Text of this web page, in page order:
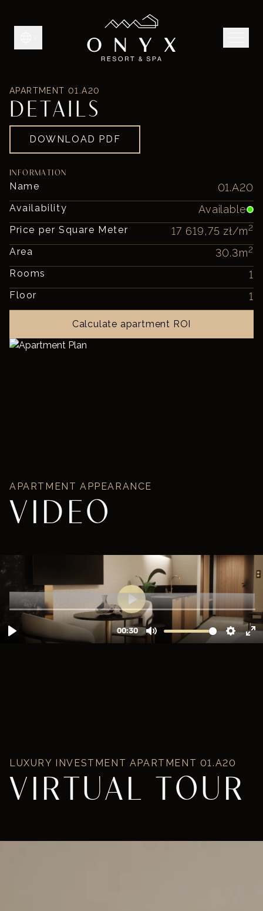
APARTMENT 01.A20
DETAILS
DOWNLOAD PDF
INFORMATION
Name 01.A20
Availability Available
Price per Square Meter 17 619,75 zł/m2
Area 30.3m2
Rooms 1
Floor 1
Calculate apartment ROI
APARTMENT APPEARANCE
VIDEO
LUXURY INVESTMENT APARTMENT 01.A20
VIRTUAL TOUR